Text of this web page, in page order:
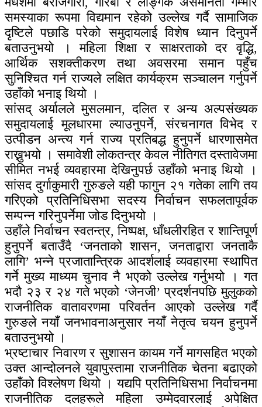
समस्याका रूपमा विद्यमान रहेको उल्लेख गर्दै सामाजिक
दृष्टिले पछाडि परेको समुदायलाई विशेष ध्यान दिनुपर्ने
बताउनुभयो । महिला शिक्षा र साक्षरताको दर वृद्धि,
आर्थिक सशक्तीकरण तथा अवसरमा समान पहुँच
सुनिश्चित गर्न राज्यले लक्षित कार्यक्रम सञ्चालन गर्नुपर्ने
उहाँको भनाइ थियो ।
सांसद् अर्यालले मुसलमान, दलित र अन्य अल्पसंख्यक
समुदायलाई मूलधारमा ल्याउनुपर्ने, संरचनागत विभेद र
उत्पीडन अन्त्य गर्न राज्य प्रतिबद्ध हुनुपर्ने धारणासमेत
राख्नुभयो । समावेशी लोकतन्त्र केवल नीतिगत दस्तावेजमा
सीमित नभई व्यवहारमा देखिनुपर्छ उहाँको भनाइ थियो ।
सांसद दुर्गाकुमारी गुरुङले यही फागुन २१ गतेका लागि तय
गरिएको प्रतिनिधिसभा सदस्य निर्वाचन सफलतापूर्वक
सम्पन्न गरिनुपर्नेमा जोड दिनुभयो ।
उहाँले निर्वाचन स्वतन्त्र, निष्पक्ष, धाँधलीरहित र शान्तिपूर्ण
हुनुपर्ने बताउँदै ‘जनताको शासन, जनताद्वारा जनताकै
लागि’ भन्ने प्रजातान्त्रिक आदर्शलाई व्यवहारमा स्थापित
गर्ने मुख्य माध्यम चुनाव नै भएको उल्लेख गर्नुभयो । गत
भदौ २३ र २४ गते भएको ‘जेनजी’ प्रदर्शनपछि मुलुकको
राजनीतिक वातावरणमा परिवर्तन आएको उल्लेख गर्दै
गुरुङले नयाँ जनभावनाअनुसार नयाँ नेतृत्व चयन हुनुपर्ने
बताउनुभयो ।
भ्रष्टाचार निवारण र सुशासन कायम गर्ने मागसहित भएको
उक्त आन्दोलनले युवापुस्तामा राजनीतिक चेतना बढाएको
उहाँको विश्लेषण थियो । यद्यपि प्रतिनिधिसभा निर्वाचनमा
राजनीतिक दलहरूले महिला उम्मेदवारलाई अपेक्षित